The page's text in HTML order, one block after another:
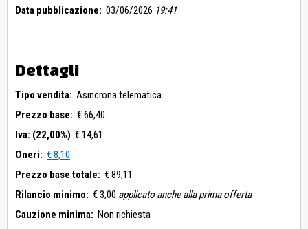
Data pubblicazione: 03/06/2026 19:41
Dettagli
Tipo vendita: Asincrona telematica
Prezzo base: € 66,40
Iva: (22,00%) € 14,61
Oneri: € 8,10
Prezzo base totale: € 89,11
Rilancio minimo: € 3,00 applicato anche alla prima offerta
Cauzione minima: Non richiesta